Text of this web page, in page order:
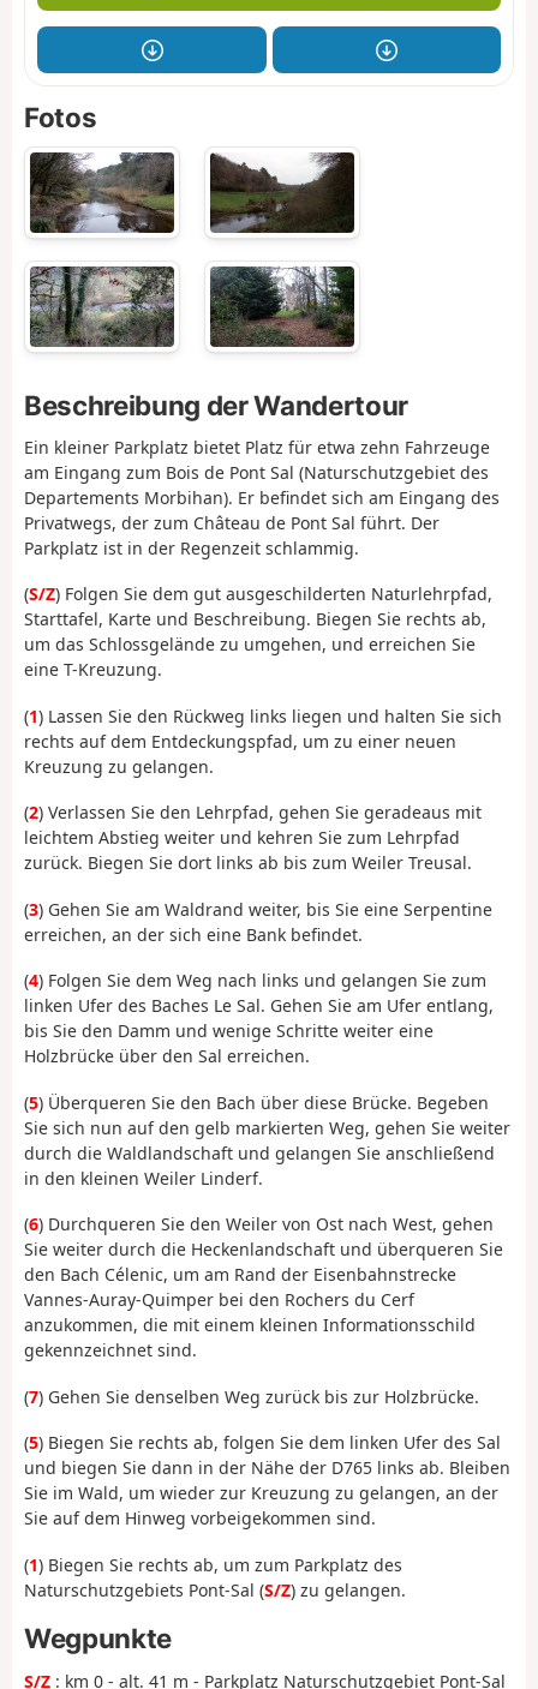
Fotos
Beschreibung der Wandertour
Ein kleiner Parkplatz bietet Platz für etwa zehn Fahrzeuge
am Eingang zum Bois de Pont Sal (Naturschutzgebiet des
Departements Morbihan). Er befindet sich am Eingang des
Privatwegs, der zum Château de Pont Sal führt. Der
Parkplatz ist in der Regenzeit schlammig.
(S/Z) Folgen Sie dem gut ausgeschilderten Naturlehrpfad,
Starttafel, Karte und Beschreibung. Biegen Sie rechts ab,
um das Schlossgelände zu umgehen, und erreichen Sie
eine T-Kreuzung.
(1) Lassen Sie den Rückweg links liegen und halten Sie sich
rechts auf dem Entdeckungspfad, um zu einer neuen
Kreuzung zu gelangen.
(2) Verlassen Sie den Lehrpfad, gehen Sie geradeaus mit
leichtem Abstieg weiter und kehren Sie zum Lehrpfad
zurück. Biegen Sie dort links ab bis zum Weiler Treusal.
(3) Gehen Sie am Waldrand weiter, bis Sie eine Serpentine
erreichen, an der sich eine Bank befindet.
(4) Folgen Sie dem Weg nach links und gelangen Sie zum
linken Ufer des Baches Le Sal. Gehen Sie am Ufer entlang,
bis Sie den Damm und wenige Schritte weiter eine
Holzbrücke über den Sal erreichen.
(5) Überqueren Sie den Bach über diese Brücke. Begeben
Sie sich nun auf den gelb markierten Weg, gehen Sie weiter
durch die Waldlandschaft und gelangen Sie anschließend
in den kleinen Weiler Linderf.
(6) Durchqueren Sie den Weiler von Ost nach West, gehen
Sie weiter durch die Heckenlandschaft und überqueren Sie
den Bach Célenic, um am Rand der Eisenbahnstrecke
Vannes-Auray-Quimper bei den Rochers du Cerf
anzukommen, die mit einem kleinen Informationsschild
gekennzeichnet sind.
(7) Gehen Sie denselben Weg zurück bis zur Holzbrücke.
(5) Biegen Sie rechts ab, folgen Sie dem linken Ufer des Sal
und biegen Sie dann in der Nähe der D765 links ab. Bleiben
Sie im Wald, um wieder zur Kreuzung zu gelangen, an der
Sie auf dem Hinweg vorbeigekommen sind.
(1) Biegen Sie rechts ab, um zum Parkplatz des
Naturschutzgebiets Pont-Sal (S/Z) zu gelangen.
Wegpunkte
S/Z : km 0 - alt. 41 m - Parkplatz Naturschutzgebiet Pont-Sal